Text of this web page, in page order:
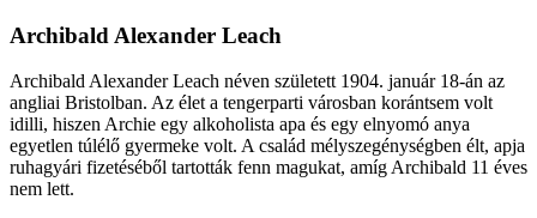
Archibald Alexander Leach
Archibald Alexander Leach néven született 1904. január 18-án az
angliai Bristolban. Az élet a tengerparti városban korántsem volt
idilli, hiszen Archie egy alkoholista apa és egy elnyomó anya
egyetlen túlélő gyermeke volt. A család mélyszegénységben élt, apja
ruhagyári fizetéséből tartották fenn magukat, amíg Archibald 11 éves
nem lett.